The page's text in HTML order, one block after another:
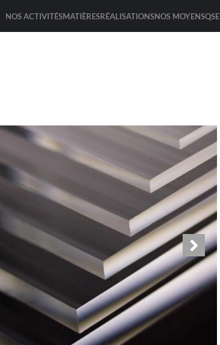
NOS ACTIVITÉSMATIÈRESRÉALISATIONSNOS MOYENSQSE